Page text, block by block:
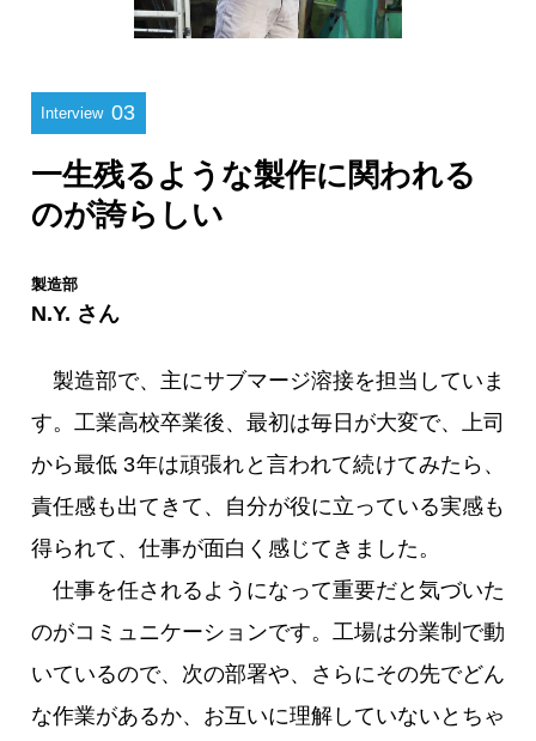
Interview 03
一生残るような製作に関われる
のが誇らしい
製造部
N.Y. さん
製造部で、主にサブマージ溶接を担当していま
す。工業高校卒業後、最初は毎日が大変で、上司
から最低 3年は頑張れと言われて続けてみたら、
責任感も出てきて、自分が役に立っている実感も
得られて、仕事が面白く感じてきました。
仕事を任されるようになって重要だと気づいた
のがコミュニケーションです。工場は分業制で動
いているので、次の部署や、さらにその先でどん
な作業があるか、お互いに理解していないとちゃ